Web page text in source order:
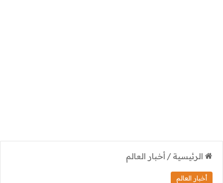
الرئيسية / أخبار العالم
أخبار العالم